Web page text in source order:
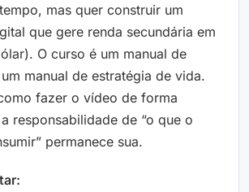
mas quer construir um
que gere renda secundária em
O curso é um manual de
manual de estratégia de vida.
fazer o vídeo de forma
responsabilidade de “o que o
permanece sua.